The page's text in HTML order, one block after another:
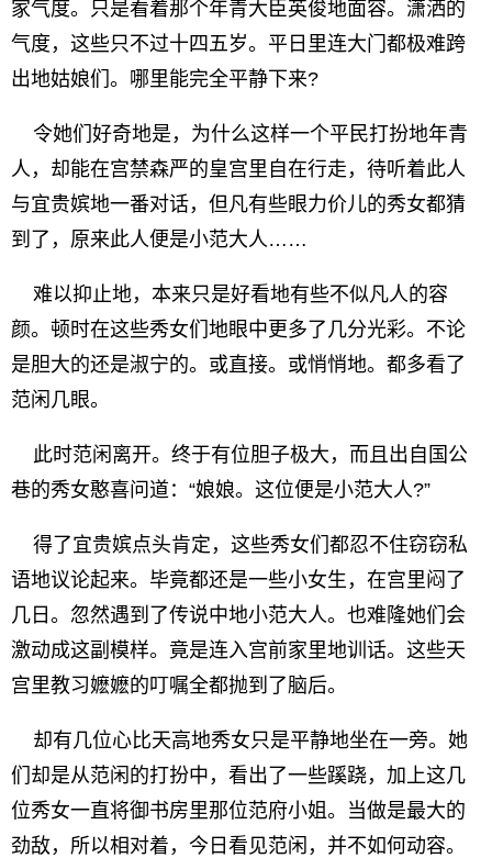
家气度。只是看着那个年青大臣英俊地面容。潇洒的
气度，这些只不过十四五岁。平日里连大门都极难跨
出地姑娘们。哪里能完全平静下来?
令她们好奇地是，为什么这样一个平民打扮地年青
人，却能在宫禁森严的皇宫里自在行走，待听着此人
与宜贵嫔地一番对话，但凡有些眼力价儿的秀女都猜
到了，原来此人便是小范大人……
难以抑止地，本来只是好看地有些不似凡人的容
颜。顿时在这些秀女们地眼中更多了几分光彩。不论
是胆大的还是淑宁的。或直接。或悄悄地。都多看了
范闲几眼。
此时范闲离开。终于有位胆子极大，而且出自国公
巷的秀女憨喜问道：“娘娘。这位便是小范大人?”
得了宜贵嫔点头肯定，这些秀女们都忍不住窃窃私
语地议论起来。毕竟都还是一些小女生，在宫里闷了
几日。忽然遇到了传说中地小范大人。也难隆她们会
激动成这副模样。竟是连入宫前家里地训话。这些天
宫里教习嬷嬷的叮嘱全都抛到了脑后。
却有几位心比天高地秀女只是平静地坐在一旁。她
们却是从范闲的打扮中，看出了一些蹊跷，加上这几
位秀女一直将御书房里那位范府小姐。当做是最大的
劲敌，所以相对着，今日看见范闲，并不如何动容。